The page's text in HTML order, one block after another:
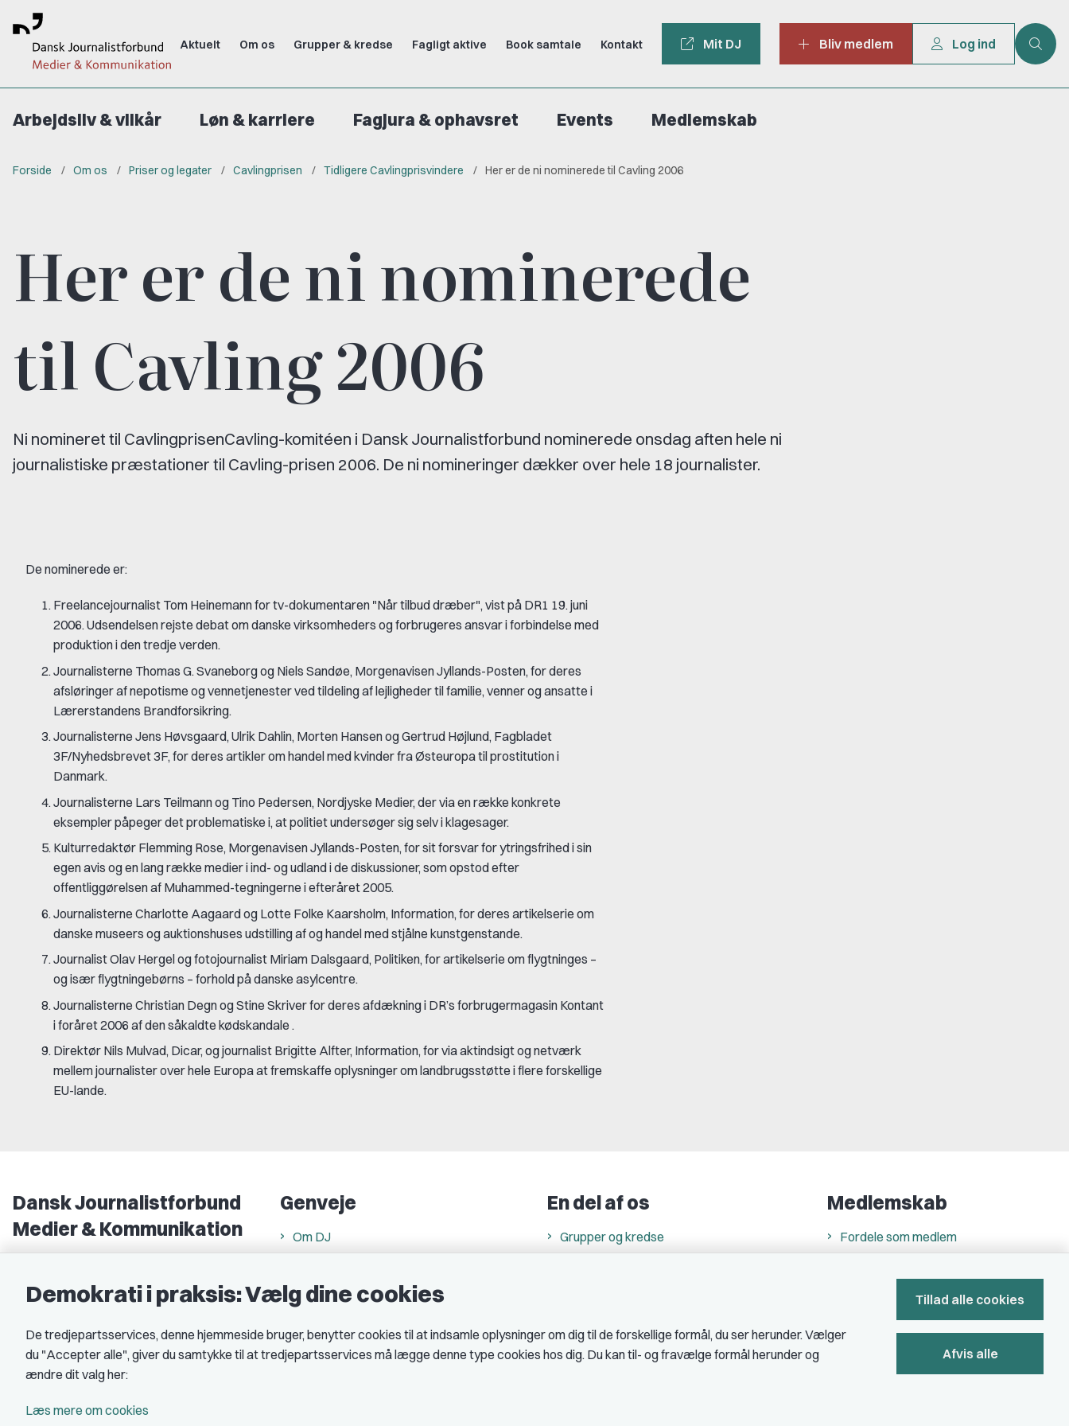
Aktuelt Om os Grupper & kredse Fagligt aktive Book samtale Kontakt Mit DJ Bliv medlem Log ind
Arbejdsliv & vilkår Løn & karriere Fagjura & ophavsret Events Medlemskab
Forside Om os Priser og legater Cavlingprisen Tidligere Cavlingprisvindere Her er de ni nominerede til Cavling 2006
Her er de ni nominerede
til Cavling 2006
Ni nomineret til CavlingprisenCavling-komitéen i Dansk Journalistforbund nominerede onsdag aften hele ni
journalistiske præstationer til Cavling-prisen 2006. De ni nomineringer dækker over hele 18 journalister.
De nominerede er:
Freelancejournalist Tom Heinemann for tv-dokumentaren "Når tilbud dræber", vist på DR1 19. juni
2006. Udsendelsen rejste debat om danske virksomheders og forbrugeres ansvar i forbindelse med
produktion i den tredje verden.
Journalisterne Thomas G. Svaneborg og Niels Sandøe, Morgenavisen Jyllands-Posten, for deres
afsløringer af nepotisme og vennetjenester ved tildeling af lejligheder til familie, venner og ansatte i
Lærerstandens Brandforsikring.
Journalisterne Jens Høvsgaard, Ulrik Dahlin, Morten Hansen og Gertrud Højlund, Fagbladet
3F/Nyhedsbrevet 3F, for deres artikler om handel med kvinder fra Østeuropa til prostitution i
Danmark.
Journalisterne Lars Teilmann og Tino Pedersen, Nordjyske Medier, der via en række konkrete
eksempler påpeger det problematiske i, at politiet undersøger sig selv i klagesager.
Kulturredaktør Flemming Rose, Morgenavisen Jyllands-Posten, for sit forsvar for ytringsfrihed i sin
egen avis og en lang række medier i ind- og udland i de diskussioner, som opstod efter
offentliggørelsen af Muhammed-tegningerne i efteråret 2005.
Journalisterne Charlotte Aagaard og Lotte Folke Kaarsholm, Information, for deres artikelserie om
danske museers og auktionshuses udstilling af og handel med stjålne kunstgenstande.
Journalist Olav Hergel og fotojournalist Miriam Dalsgaard, Politiken, for artikelserie om flygtninges –
og især flygtningebørns – forhold på danske asylcentre.
Journalisterne Christian Degn og Stine Skriver for deres afdækning i DR’s forbrugermagasin Kontant
i foråret 2006 af den såkaldte kødskandale .
Direktør Nils Mulvad, Dicar, og journalist Brigitte Alfter, Information, for via aktindsigt og netværk
mellem journalister over hele Europa at fremskaffe oplysninger om landbrugsstøtte i flere forskellige
EU-lande.
Dansk Journalistforbund
Medier & Kommunikation
EAN nr.: 5790002490071
Kontakt DJ
Genveje
Om DJ
Find freelancer
Rettighedsmidler hos DJ
Åbnings- og telefontider
En del af os
Grupper og kredse
Medlemskab
Fordele som medlem
Bliv medlem
Demokrati i praksis: Vælg dine cookies
De tredjepartsservices, denne hjemmeside bruger, benytter cookies til at indsamle oplysninger om dig til de forskellige formål, du ser herunder. Vælger
du "Accepter alle", giver du samtykke til at tredjepartsservices må lægge denne type cookies hos dig. Du kan til- og fravælge formål herunder og
ændre dit valg her:
Læs mere om cookies
Tillad alle cookies
Afvis alle